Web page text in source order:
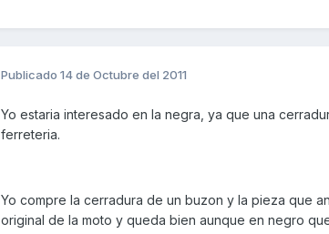
Publicado 14 de Octubre del 2011
Yo estaria interesado en la negra, ya que una
ferreteria.
Yo compre la cerradura de un buzon y la pieza que
original de la moto y queda bien aunque en negro